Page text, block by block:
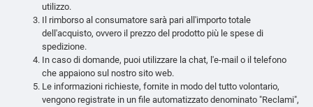
utilizzo.
Il rimborso al consumatore sarà pari all'importo totale
dell'acquisto, ovvero il prezzo del prodotto più le spese di
spedizione.
In caso di domande, puoi utilizzare la chat, l'e-mail o il telefono
che appaiono sul nostro sito web.
Le informazioni richieste, fornite in modo del tutto volontario,
vengono registrate in un file automatizzato denominato "Reclami",